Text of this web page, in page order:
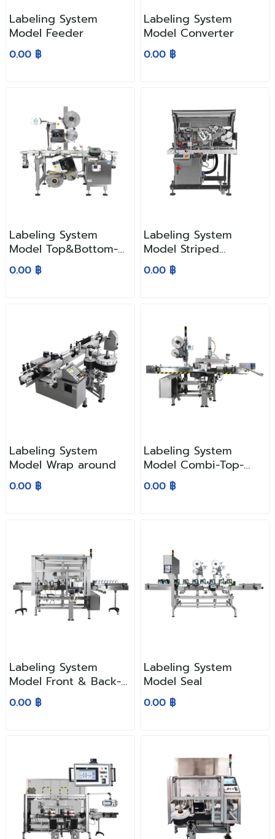
Labeling System
Model Feeder
0.00 ฿
Labeling System
Model Converter
0.00 ฿
Labeling System
Model Top&Bottom-
Bottom
0.00 ฿
Labeling System
Model Striped
Linerless
0.00 ฿
Labeling System
Model Wrap around
0.00 ฿
Labeling System
Model Combi-Top-
Wrap-Seal
0.00 ฿
Labeling System
Model Front & Back-
Side
0.00 ฿
Labeling System
Model Seal
0.00 ฿